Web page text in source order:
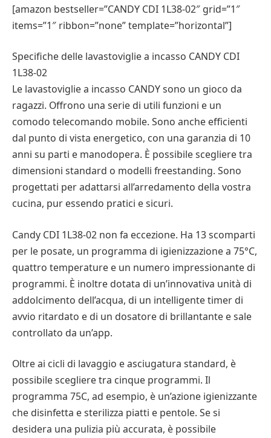
[amazon bestseller=”CANDY CDI 1L38-02″ grid=”1″
items=”1″ ribbon=”none” template=”horizontal”]
Specifiche delle lavastoviglie a incasso CANDY CDI
1L38-02
Le lavastoviglie a incasso CANDY sono un gioco da
ragazzi. Offrono una serie di utili funzioni e un
comodo telecomando mobile. Sono anche efficienti
dal punto di vista energetico, con una garanzia di 10
anni su parti e manodopera. È possibile scegliere tra
dimensioni standard o modelli freestanding. Sono
progettati per adattarsi all’arredamento della vostra
cucina, pur essendo pratici e sicuri.
Candy CDI 1L38-02 non fa eccezione. Ha 13 scomparti
per le posate, un programma di igienizzazione a 75°C,
quattro temperature e un numero impressionante di
programmi. È inoltre dotata di un’innovativa unità di
addolcimento dell’acqua, di un intelligente timer di
avvio ritardato e di un dosatore di brillantante e sale
controllato da un’app.
Oltre ai cicli di lavaggio e asciugatura standard, è
possibile scegliere tra cinque programmi. Il
programma 75C, ad esempio, è un’azione igienizzante
che disinfetta e sterilizza piatti e pentole. Se si
desidera una pulizia più accurata, è possibile